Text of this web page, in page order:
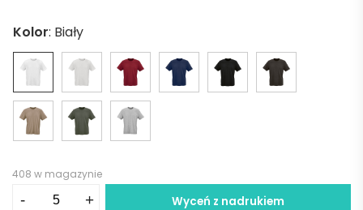
Kolor: Biały
408 w magazynie
- + Wyceń z nadrukiem